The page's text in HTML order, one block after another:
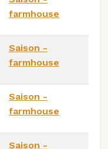
farmhouse
Saison -
farmhouse
Saison -
farmhouse
Saison -